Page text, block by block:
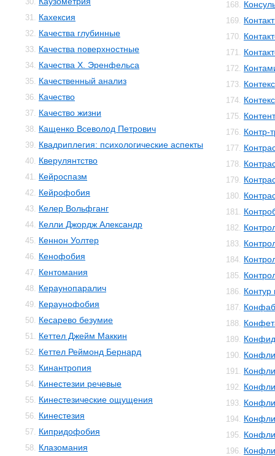
31. Кахексия
32. Качества глубинные
33. Качества поверхностные
34. Качества Х. Эренфельса
35. Качественный анализ
36. Качество
37. Качество жизни
38. Кащенко Всеволод Петрович
39. Квадриплегия: психологические аспекты
40. Кверулянтство
41. Кейроспазм
42. Кейрофобия
43. Келер Вольфганг
44. Келли Джордж Александр
45. Кеннон Уолтер
46. Кенофобия
47. Кентомания
48. Кераунопаралич
49. Кераунофобия
50. Кесарево безумие
51. Кеттел Джейм Маккин
52. Кеттел Реймонд Бернард
53. Кинантропия
54. Кинестезии речевые
55. Кинестезические ощущения
56. Кинестезия
57. Кипридофобия
58. Клазомания
168.
169.
170.
171.
172.
173.
174.
175.
176. Контр-
177.
178.
179.
180.
181.
182.
183.
184.
185.
186. Контур
187.
188.
189.
190.
191.
192.
193.
194.
195.
196.